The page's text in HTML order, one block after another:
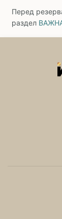
Перед
раздел